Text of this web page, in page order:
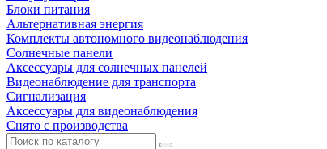
Блоки питания
Альтернативная энергия
Комплекты автономного видеонаблюдения
Солнечные панели
Аксессуары для солнечных панелей
Видеонаблюдение для транспорта
Сигнализация
Аксессуары для видеонаблюдения
Снято с производства